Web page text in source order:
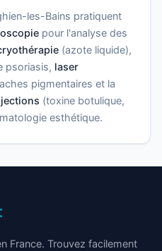
les-Bains pratiquent
pour l'analyse des
(azote liquide),
psoriasis, laser
pigmentaires et la
(toxine botulique,
esthétique.
France. Trouvez facilement